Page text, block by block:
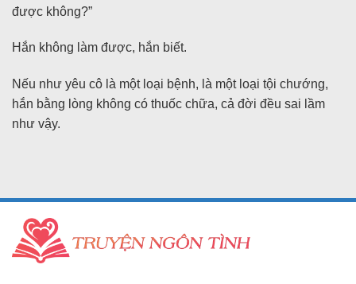
được không?”
Hắn không làm được, hắn biết.
Nếu như yêu cô là một loại bệnh, là một loại tội chướng,
hắn bằng lòng không có thuốc chữa, cả đời đều sai lầm
như vậy.